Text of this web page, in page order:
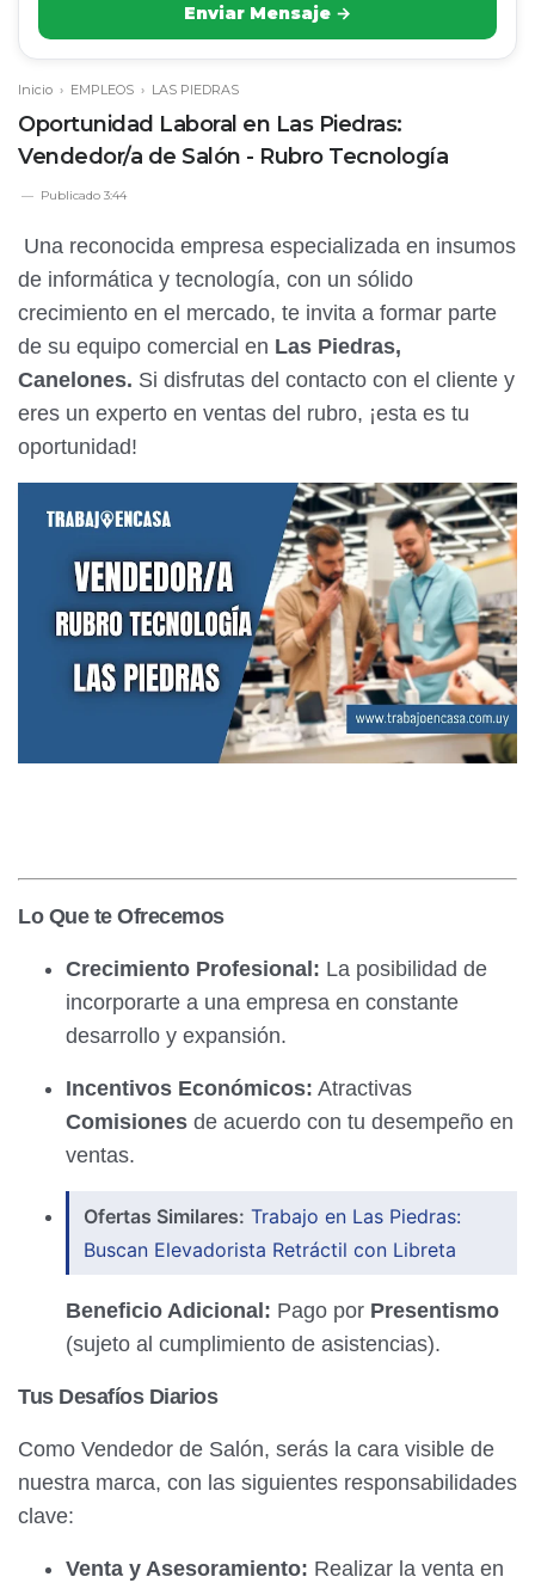
Enviar Mensaje →
Inicio › EMPLEOS › LAS PIEDRAS
Oportunidad Laboral en Las Piedras:
Vendedor/a de Salón - Rubro Tecnología
Publicado 3:44
Una reconocida empresa especializada en insumos
de informática y tecnología, con un sólido
crecimiento en el mercado, te invita a formar parte
de su equipo comercial en Las Piedras,
Canelones. Si disfrutas del contacto con el cliente y
eres un experto en ventas del rubro, ¡esta es tu
oportunidad!
Lo Que te Ofrecemos
Crecimiento Profesional: La posibilidad de
incorporarte a una empresa en constante
desarrollo y expansión.
Incentivos Económicos: Atractivas
Comisiones de acuerdo con tu desempeño en
ventas.
Ofertas Similares: Trabajo en Las Piedras:
Buscan Elevadorista Retráctil con Libreta
Beneficio Adicional: Pago por Presentismo
(sujeto al cumplimiento de asistencias).
Tus Desafíos Diarios
Como Vendedor de Salón, serás la cara visible de
nuestra marca, con las siguientes responsabilidades
clave:
Venta y Asesoramiento: Realizar la venta en